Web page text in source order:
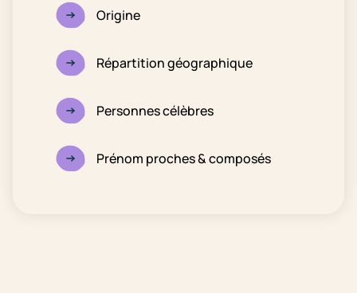
Origine
Répartition géographique
Personnes célèbres
Prénom proches & composés